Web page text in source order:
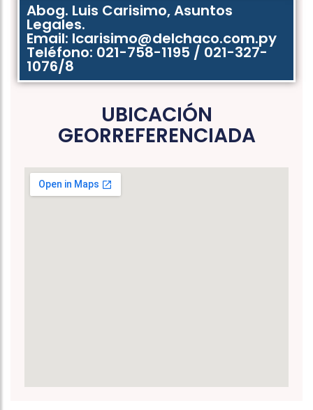
Abog. Luis Carisimo, Asuntos
Legales.
Email: lcarisimo@delchaco.com.py
Teléfono: 021-758-1195 / 021-327-
1076/8
UBICACIÓN
GEORREFERENCIADA